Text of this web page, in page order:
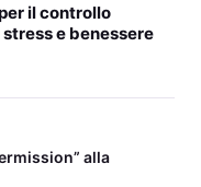
il controllo
e benessere
alla